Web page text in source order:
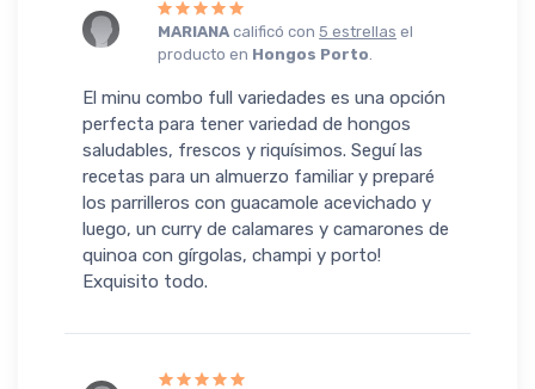
MARIANA calificó con5 estrellas el
producto en Hongos Porto.
El minu combo full variedades es una opción
perfecta para tener variedad de hongos
saludables, frescos y riquísimos. Seguí las
recetas para un almuerzo familiar y preparé
los parrilleros con guacamole acevichado y
luego, un curry de calamares y camarones de
quinoa con gírgolas, champi y porto!
Exquisito todo.